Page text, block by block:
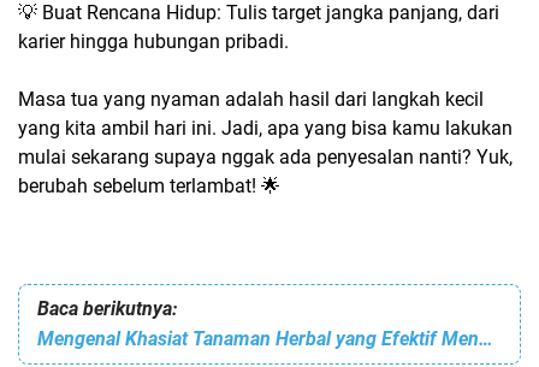
💡 Buat Rencana Hidup: Tulis target jangka panjang, dari
karier hingga hubungan pribadi.
Masa tua yang nyaman adalah hasil dari langkah kecil
yang kita ambil hari ini. Jadi, apa yang bisa kamu lakukan
mulai sekarang supaya nggak ada penyesalan nanti? Yuk,
berubah sebelum terlambat! 🌟
Baca berikutnya:
Mengenal Khasiat Tanaman Herbal yang Efektif Mengatasi Insomnia Secara Alami